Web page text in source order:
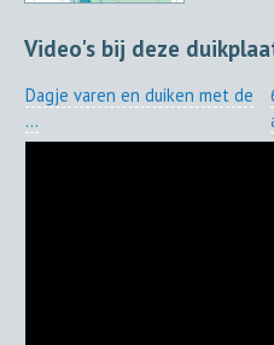
Video's bij deze
Dagje varen en duiken met de
...